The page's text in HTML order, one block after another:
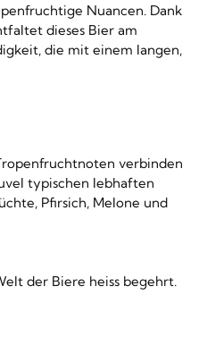
Nuancen. Dank
dieses Bier am
die mit einem langen,
verbinden
typischen lebhaften
Pfirsich, Melone und
der Biere heiss begehrt.